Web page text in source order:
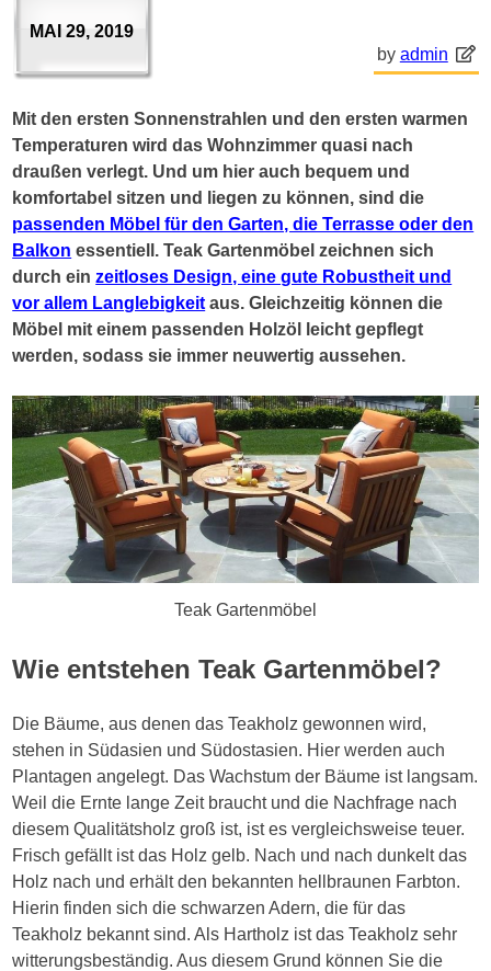
MAI 29, 2019
by admin
Mit den ersten Sonnenstrahlen und den ersten warmen
Temperaturen wird das Wohnzimmer quasi nach
draußen verlegt. Und um hier auch bequem und
komfortabel sitzen und liegen zu können, sind die
passenden Möbel für den Garten, die Terrasse oder den
Balkon essentiell. Teak Gartenmöbel zeichnen sich
durch einzeitloses Design, eine gute Robustheit und
vor allem Langlebigkeitaus. Gleichzeitig können die
Möbel mit einem passenden Holzöl leicht gepflegt
werden, sodass sie immer neuwertig aussehen.
Teak Gartenmöbel
Wie entstehen Teak Gartenmöbel?
Die Bäume, aus denen das Teakholz gewonnen wird,
stehen in Südasien und Südostasien. Hier werden auch
Plantagen angelegt. Das Wachstum der Bäume ist langsam.
Weil die Ernte lange Zeit braucht und die Nachfrage nach
diesem Qualitätsholz groß ist, ist es vergleichsweise teuer.
Frisch gefällt ist das Holz gelb. Nach und nach dunkelt das
Holz nach und erhält den bekannten hellbraunen Farbton.
Hierin finden sich die schwarzen Adern, die für das
Teakholz bekannt sind. Als Hartholz ist das Teakholz sehr
witterungsbeständig. Aus diesem Grund können Sie die